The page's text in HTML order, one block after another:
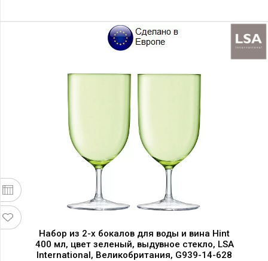
Набор из 2-х бокалов для воды и вина Hint
400 мл, цвет зеленый, выдувное стекло, LSA
International, Великобритания, G939-14-628